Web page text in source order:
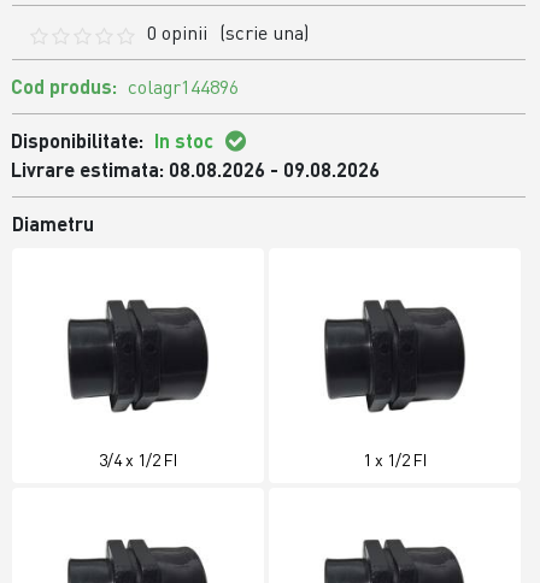
0 opinii (scrie una)
Cod produs: colagr144896
Disponibilitate: In stoc
Livrare estimata: 08.08.2026 - 09.08.2026
Diametru
3/4 x 1/2 FI 1 x 1/2 FI